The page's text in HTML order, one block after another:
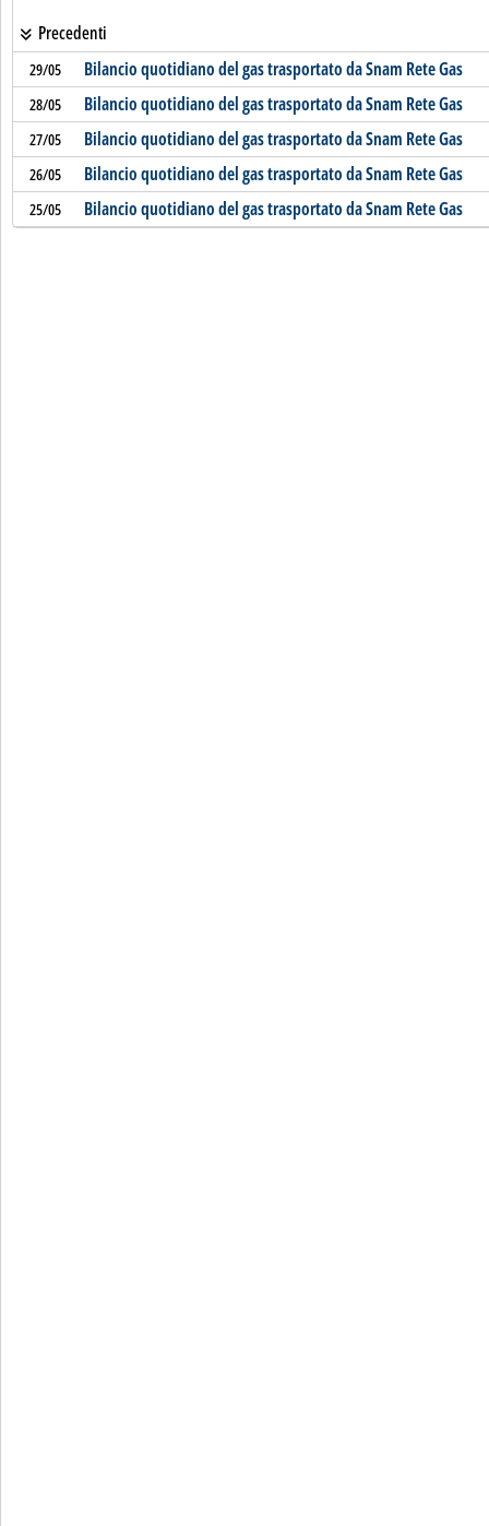
Precedenti
29/05 Bilancio quotidiano del gas trasportato da Snam Rete Gas
28/05 Bilancio quotidiano del gas trasportato da Snam Rete Gas
27/05 Bilancio quotidiano del gas trasportato da Snam Rete Gas
26/05 Bilancio quotidiano del gas trasportato da Snam Rete Gas
25/05 Bilancio quotidiano del gas trasportato da Snam Rete Gas